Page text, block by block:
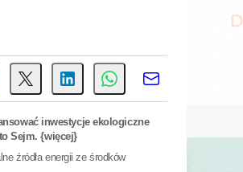
inwestycje ekologiczne
Sejm. {więcej}
źródła energii ze środków